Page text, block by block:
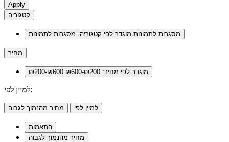
Apply
קטגוריה
מסגרות לתמונות מוגדר לפי קטגוריה: מסגרות לתמונות
מחיר
₪200-₪600 מוגדר לפי מחיר: ₪200-₪600
למיין לפי:
מחיר מהנמוך לגבוה למיין לפי
התאמות
מחיר מהנמוך לגבוה